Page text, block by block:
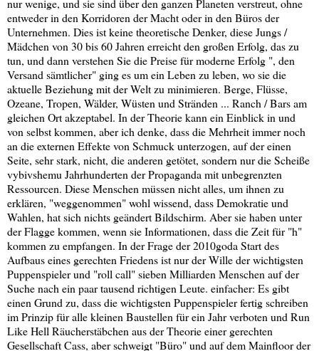
nur wenige, und sie sind über den ganzen Planeten verstreut, ohne
entweder in den Korridoren der Macht oder in den Büros der
Unternehmen. Dies ist keine theoretische Denker, diese Jungs /
Mädchen von 30 bis 60 Jahren erreicht den großen Erfolg, das zu
tun, und dann verstehen Sie die Preise für moderne Erfolg ", den
Versand sämtlicher" ging es um ein Leben zu leben, wo sie die
aktuelle Beziehung mit der Welt zu minimieren. Berge, Flüsse,
Ozeane, Tropen, Wälder, Wüsten und Stränden ... Ranch / Bars am
gleichen Ort akzeptabel. In der Theorie kann ein Einblick in und
von selbst kommen, aber ich denke, dass die Mehrheit immer noch
an die externen Effekte von Schmuck unterzogen, auf der einen
Seite, sehr stark, nicht, die anderen getötet, sondern nur die Scheiße
vybivshemu Jahrhunderten der Propaganda mit unbegrenzten
Ressourcen. Diese Menschen müssen nicht alles, um ihnen zu
erklären, "weggenommen" wohl wissend, dass Demokratie und
Wahlen, hat sich nichts geändert Bildschirm. Aber sie haben unter
der Flagge kommen, wenn sie Informationen, dass die Zeit für "h"
kommen zu empfangen. In der Frage der 2010goda Start des
Aufbaus eines gerechten Friedens ist nur der Wille der wichtigsten
Puppenspieler und "roll call" sieben Milliarden Menschen auf der
Suche nach ein paar tausend richtigen Leute. einfacher: Es gibt
einen Grund zu, dass die wichtigsten Puppenspieler fertig schreiben
im Prinzip für alle kleinen Baustellen für ein Jahr verboten und Run
Like Hell Räucherstäbchen aus der Theorie einer gerechten
Gesellschaft Cass, aber schweigt "Büro" und auf dem Mainfloor der